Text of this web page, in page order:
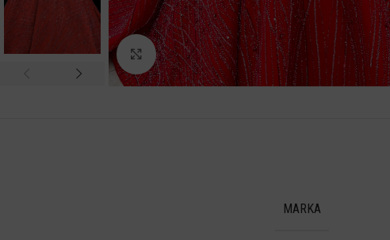
Click to enlarge
MARKA